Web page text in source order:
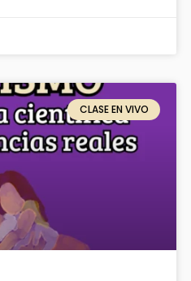
CLASE EN VIVO